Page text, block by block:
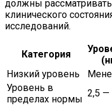
должны
клинического
исследований.
Категория
Низкий уровень
Уровень в
пределах нормы
2,5 —